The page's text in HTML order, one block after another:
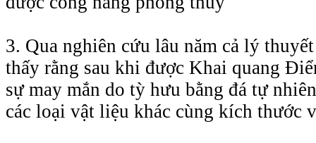
3. Qua nghiên cứu lâu năm cả lý
thấy rằng sau khi được Khai quang
sự may mắn do tỳ hưu bằng đá tự
các loại vật liệu khác cùng kích thước